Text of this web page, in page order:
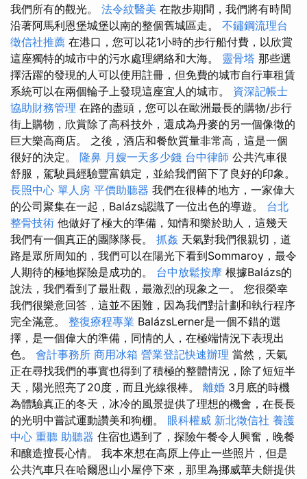
我們所有的觀光。 法令紋醫美 在散步期間，我們將有時間
沿著阿馬利恩堡城堡以南的整個舊城區走。 不鏽鋼流理台
徵信社推薦 在港口，您可以花1小時的步行船付費，以欣賞
這座獨特的城市中的污水處理網絡和大海。 靈骨塔 那些選
擇活躍的發現的人可以使用註冊，但免費的城市自行車租賃
系統可以在兩個輪子上發現這座宜人的城市。 資深記帳士
協助財務管理 在路的盡頭，您可以在歐洲最長的購物/步行
街上購物，欣賞除了高科技外，還成為丹麥的另一個像徵的
巨大樂高商店。 之後，酒店和餐飲質量非常高，這是一個
很好的決定。 隆鼻 月嫂一天多少錢 台中律師 公共汽車很
舒服，駕駛員經驗豐富鎮定，並給我們留下了良好的印象。
長照中心 單人房 平價助聽器 我們在很棒的地方，一家偉大
的公司聚集在一起，Balázs認識了一位出色的導遊。 台北
整骨技術 他做好了極大的準備，知情和樂於助人，這幾天
我們有一個真正的團隊隊長。 抓姦 天氣對我們很親切，道
路是眾所周知的，我們可以在陽光下看到Sommaroy，最令
人期待的極地探險是成功的。 台中放鬆按摩 根據Balázs的
說法，我們看到了最壯觀，最激烈的現象之一。 您很榮幸
我們很樂意回答，這並不困難，因為我們對計劃和執行程序
完全滿意。 整復療程專業 BalázsLerner是一個不錯的選
擇，是一個偉大的準備，同情的人，在極端情況下表現出
色。 會計事務所 商用冰箱 營業登記快速辦理 當然，天氣
正在尋找我們的事實也得到了積極的整體情況，除了短短半
天，陽光照亮了20度，而且光線很棒。 離婚 3月底的時機
為體驗真正的冬天，冰冷的風景提供了理想的機會，在長長
的光明中嘗試運動讚美和狗棚。 眼科權威 新北徵信社 養護
中心 重聽 助聽器 住宿也遇到了，探險午餐令人興奮，晚餐
和釀造擅長心情。 我本來想在高原上停止一些照片，但是
公共汽車只在哈爾恩山小屋停下來，那里為挪威華夫餅提供